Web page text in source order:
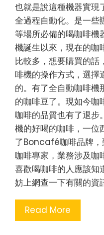
也就是說這種機器實現
全過程自動化。是一些
等場所必備的喝咖啡機
機誕生以來，現在的咖
比較多，想要購買的話
啡機的操作方式，選擇
的。有了全自動咖啡機
的咖啡豆了。現如今咖
咖啡的品質也有了退步
機的好喝的咖啡，一位
了Boncafé咖啡品牌，
咖啡專家，業務涉及咖
喜歡喝咖啡的人應該知
妨上網查一下有關的資
Read More